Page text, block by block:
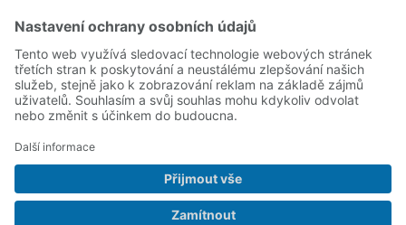
firmu. Na kvalitu CEMIX se můžete spolehnout.
Copyright © 2026 LB Cemix, s.r.o.
Impressum
Informace o zpracování
osobních údajů (GDPR)
Cookie
Vnitřní
LinkedIn